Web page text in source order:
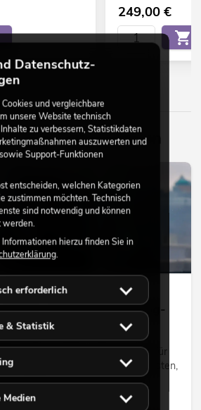
249,00€
auch interessieren
Wetterfeste Moving-
sind bewegliche Scheinwerfer für
Sie werden bei Festivals, Stadtfesten,
und
eingesetzt.
Datenschutz-
und vergleichbare
unsere Website technisch
zu verbessern, Statistikdaten
auszuwerten und
Support-Funktionen
entscheiden, welchen Kategorien
zustimmen möchten. Technisch
sind notwendig und können
werden.
hierzu finden Sie in
.
erforderlich
& Statistik
Medien